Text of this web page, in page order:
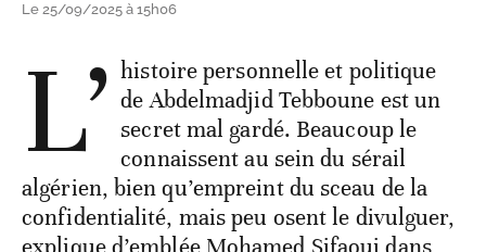
Le 25/09/2025 à 15h06
L’ histoire personnelle et politique
de Abdelmadjid Tebboune est un
secret mal gardé. Beaucoup le
connaissent au sein du sérail
algérien, bien qu’empreint du sceau de la
confidentialité, mais peu osent le divulguer,